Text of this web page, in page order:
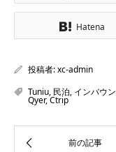
Hatena
投稿者:xc-admin
Tuniu, 民泊, インバウ
Qyer,Ctrip